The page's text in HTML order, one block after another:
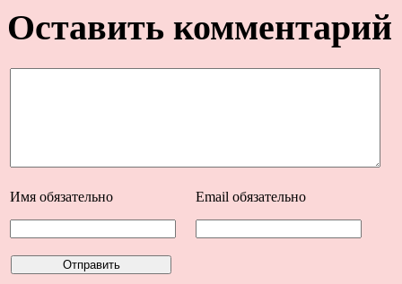
Оставить комментарий
Имя обязательно Email обязательно